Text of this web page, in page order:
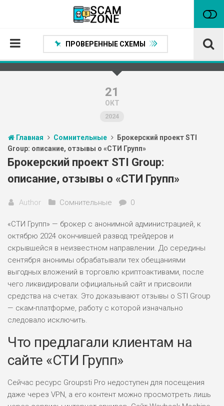
Проверенные способы заработка
Статьи
Партнеры
ПРОВЕРЕННЫЕ СХЕМЫ
21
ОКТ
2024
Главная Сомнительные
Брокерский проект STI
Group: описание, отзывы о «СТИ Групп»
Брокерский проект STI Group:
описание, отзывы о «СТИ Групп»
Author Сомнительные 0
«СТИ Групп» — брокер с анонимной администрацией, к
октябрю 2024 окончившей развод трейдеров и
скрывшейся в неизвестном направлении. До середины
сентября анонимы обрабатывали тех обещаниями
выгодных вложений в торговлю криптоактивами, после
чего ликвидировали официальный сайт и присвоили
средства на счетах. Это доказывают отзывы о STI Group
— скам-платформе, работу с которой изначально
следовало исключить.
Что предлагали клиентам на
сайте «СТИ Групп»
Сейчас ресурс Groupsti Pro недоступен для посещения
даже через VPN, а его контент можно просмотреть лишь